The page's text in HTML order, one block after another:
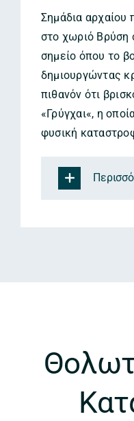
Σημάδια αρχαίου
στο χωριό Βρύση
σημείο όπου το
δημιουργώντας
πιθανόν ότι
«Γρύγχαι«, η
φυσική